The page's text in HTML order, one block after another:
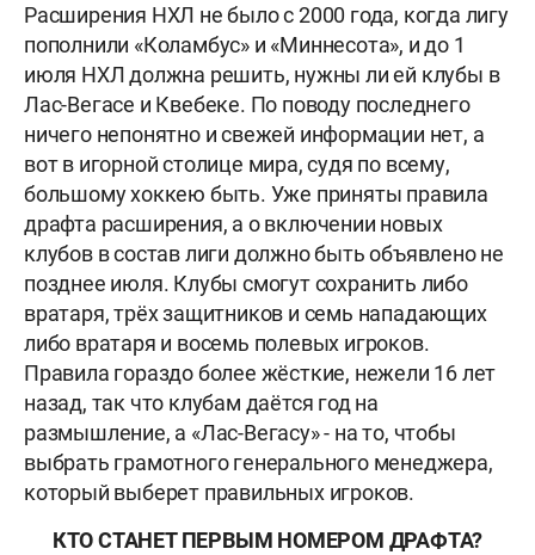
Расширения НХЛ не было с 2000 года, когда лигу
пополнили «Коламбус» и «Миннесота», и до 1
июля НХЛ должна решить, нужны ли ей клубы в
Лас-Вегасе и Квебеке. По поводу последнего
ничего непонятно и свежей информации нет, а
вот в игорной столице мира, судя по всему,
большому хоккею быть. Уже приняты правила
драфта расширения, а о включении новых
клубов в состав лиги должно быть объявлено не
позднее июля. Клубы смогут сохранить либо
вратаря, трёх защитников и семь нападающих
либо вратаря и восемь полевых игроков.
Правила гораздо более жёсткие, нежели 16 лет
назад, так что клубам даётся год на
размышление, а «Лас-Вегасу» - на то, чтобы
выбрать грамотного генерального менеджера,
который выберет правильных игроков.
КТО СТАНЕТ ПЕРВЫМ НОМЕРОМ ДРАФТА?